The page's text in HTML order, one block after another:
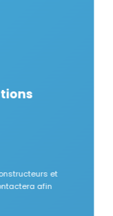
et
afin